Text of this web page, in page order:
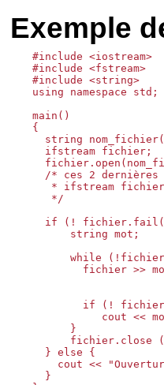
Exemple
#include <iostream>
#include <fstream>
#include <string>
using namespace std;
main()
{
string
ifstream fichier;
/* ces 2 dernières
* ifstream
   */
if (!
      string mot;
while
fichier >>
if (!
cout <<
      }
fichier.close
  } else {
cout <<
  }